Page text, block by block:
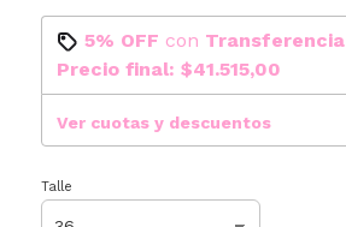
5% OFF con Transferencia
Precio final: $41.515,00
Ver cuotas y descuentos
Talle